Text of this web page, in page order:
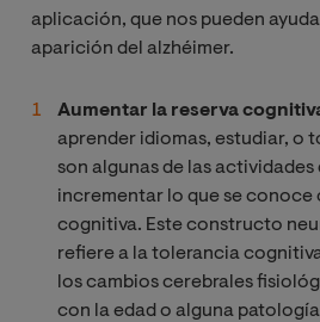
aplicación, que nos pueden
aparición del alzhéimer.
Aumentar la reserva
aprender idiomas, estudiar, o
son algunas de las
incrementar lo que se conoce
cognitiva. Este constructo
refiere a la tolerancia
los cambios cerebrales
con la edad o alguna